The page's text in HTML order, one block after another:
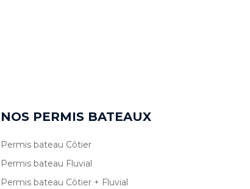
NOS PERMIS BATEAUX
Permis bateau Côtier
Permis bateau Fluvial
Permis bateau Côtier + Fluvial